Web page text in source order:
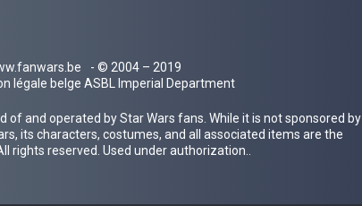
- © 2004 – 2019
légale belge ASBL Imperial Department
and operated by Star Wars fans. While it is not sponsored by
its characters, costumes, and all associated items are the
reserved. Used under authorization..